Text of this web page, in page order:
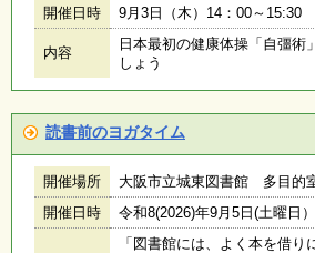
展
・
ャ
ラ
リ
開催日時
9月3日（木）14：00～15:30
内容
日本最初の健康体操「自彊
しょう
読書前のヨガタイム
開催場所
大阪市立城東図書館 多目的
開催日時
令和8(2026)年9月5日(土曜日
「図書館には、よく本を借